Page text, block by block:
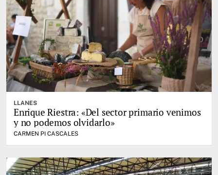
LLANES
Enrique Riestra: «Del sector primario venimos
y no podemos olvidarlo»
CARMEN PI CASCALES